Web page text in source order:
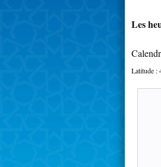
Les
Latitude :